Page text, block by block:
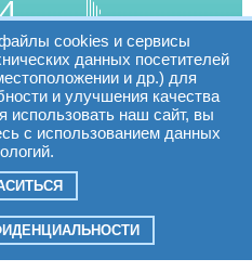
…
Томск, пр. Ленина г,
д. 159
Media.ru
cookies и сервисы
данных посетителей
и др.) для
и улучшения качества
наш сайт, вы
с использованием данных